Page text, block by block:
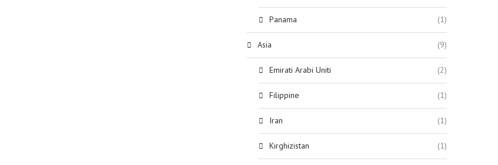
Panama (1)
Asia (9)
Emirati Arabi Uniti (2)
Filippine (1)
Iran (1)
Kirghizistan (1)